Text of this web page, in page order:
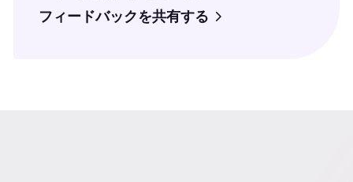
フィードバックを共有する